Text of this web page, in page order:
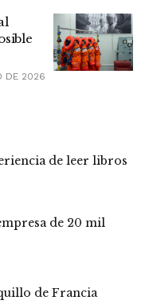
DE 2026
de leer libros
de 20 mil
de Francia